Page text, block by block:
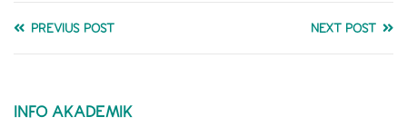
PREVIUS POST NEXT POST
INFO AKADEMIK